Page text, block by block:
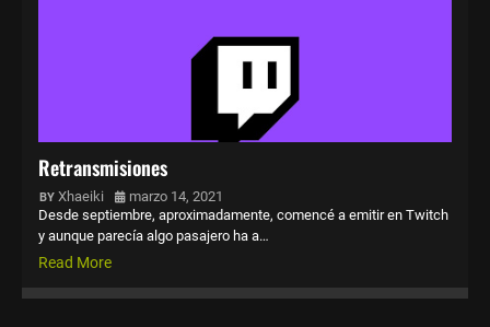
Retransmisiones
Xhaeiki
marzo 14, 2021
Desde septiembre, aproximadamente, comencé a emitir en Twitch
y aunque parecía algo pasajero ha a…
Read More